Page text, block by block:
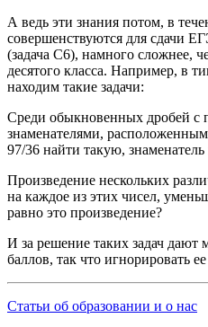
А ведь эти знания потом, в
совершенствуются для сдачи
(задача С6), намного сложнее,
десятого класса. Например, в
находим такие задачи:
Среди обыкновенных дробей с
знаменателями,
97/36 найти такую,
Произведение нескольких
на каждое из этих чисел,
равно это произведение?
И за решение таких задач дают
баллов, так что игнорировать
Статьи об образовании и о нас